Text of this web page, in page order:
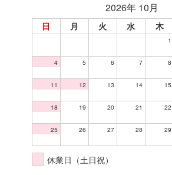
2026年 10月
日 月 火 水 木
1
4 5 6 7 8
11 12 13 14 15
18 19 20 21 22
25 26 27 28 29
休業日（土日祝）